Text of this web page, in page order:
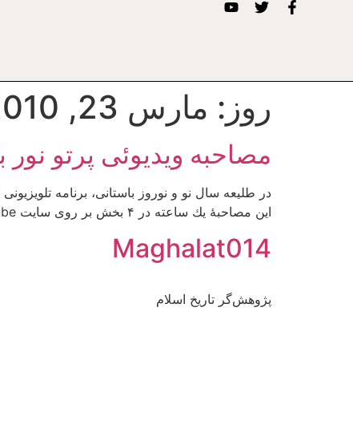
روز: مارس 23, 2010
مصاحبه ويديوئى پرتو
در طلیعه سال نو و نوروز باستانى، برنامه
اين مصاحبهٔ يك ساعته در ۴ بخش بر روى سايت YouTube قرار گرفته و براى تسهيل شما در اين صفحه منعكس گرديده است.
Maghalat014
پژوهش‌گر تاریخ اسلام